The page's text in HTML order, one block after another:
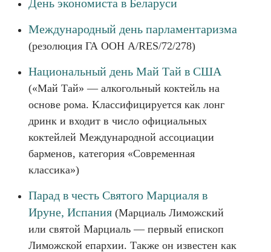
День экономиста в Беларуси
Международный день парламентаризма
(резолюция ГА ООН A/RES/72/278)
Национальный день Май Тай в США
(«Май Тай» — алкогольный коктейль на
основе рома. Kлассифицируется как лонг
дринк и входит в число официальных
коктейлей Международной ассоциации
барменов, категория «Современная
классика»)
Парад в честь Святого Марциаля в
Ируне, Испания (Марциаль Лиможский
или святой Марциаль — первый епископ
Лиможской епархии. Также он известен как